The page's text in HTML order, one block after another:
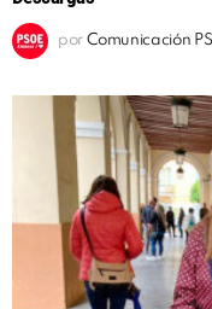
por Comunicación